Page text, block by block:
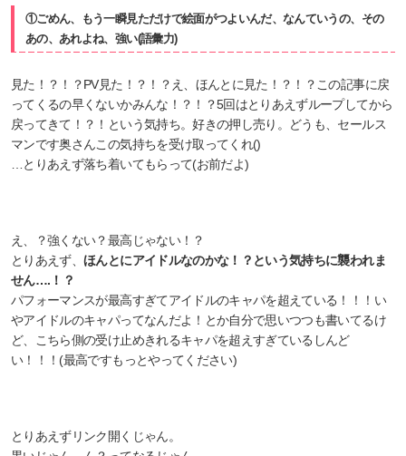
①ごめん、もう一瞬見ただけで絵面がつよいんだ、なんていうの、その
あの、あれよね、強い(語彙力)
見た！？！？PV見た！？！？え、ほんとに見た！？！？この記事に戻
ってくるの早くないかみんな！？！？5回はとりあえずループしてから
戻ってきて！？！という気持ち。好きの押し売り。どうも、セールス
マンです奥さんこの気持ちを受け取ってくれ()
…とりあえず落ち着いてもらって(お前だよ)
え、？強くない？最高じゃない！？
とりあえず、ほんとにアイドルなのかな！？という気持ちに襲われま
せん….！？
パフォーマンスが最高すぎてアイドルのキャパを超えている！！！い
やアイドルのキャパってなんだよ！とか自分で思いつつも書いてるけ
ど、こちら側の受け止めきれるキャパを超えすぎているしんど
い！！！(最高ですもっとやってください)
とりあえずリンク開くじゃん。